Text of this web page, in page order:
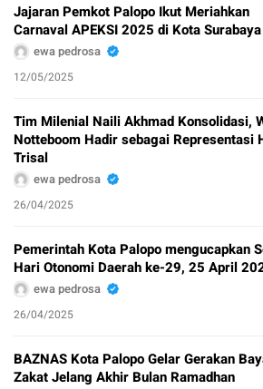
Jajaran Pemkot Palopo Ikut Meriahkan
Carnaval APEKSI 2025 di Kota Surabaya
ewa pedrosa
12/05/2025
Tim Milenial Naili Akhmad Konsolidasi,
Notteboom Hadir sebagai Representasi
Trisal
ewa pedrosa
26/04/2025
Pemerintah Kota Palopo mengucapkan
Hari Otonomi Daerah ke-29, 25 April
ewa pedrosa
26/04/2025
BAZNAS Kota Palopo Gelar Gerakan
Zakat Jelang Akhir Bulan Ramadhan